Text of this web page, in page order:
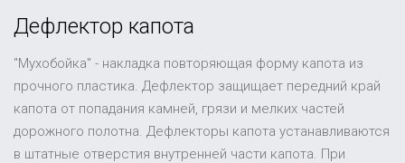
Дефлектор капота
"Мухобойка" - накладка повторяющая форму капота из
прочного пластика. Дефлектор защищает передний край
капота от попадания камней, грязи и мелких частей
дорожного полотна. Дефлекторы капота устанавливаются
в штатные отверстия внутренней части капота. При